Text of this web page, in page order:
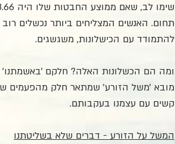
להתמודד עם הכישלונות, משגשגים.
ומה הם הכשלונות האלה? חלקם
מובא 'משל הזורע' שמתאר חלק מהפעמים
קשים עם עצמנו בעקבותם.
המשל על הזורע - דברים שלא בשליטתנו